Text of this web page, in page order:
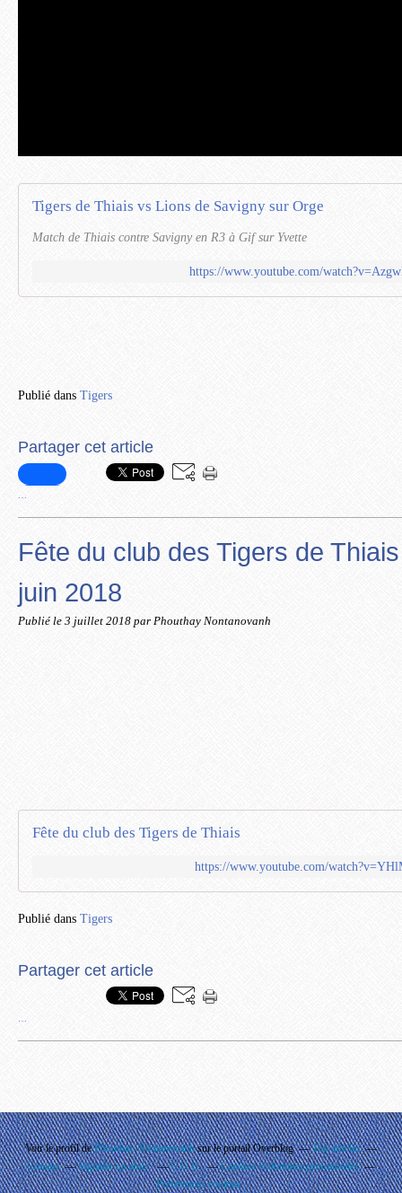
Tigers de Thiais vs Lions de Savigny sur Orge
Match de Thiais contre Savigny en R3 à Gif sur Yvette
https://www.youtube.com/
Publié dans Tigers
Partager cet article
Fête du club des Tigers de
juin 2018
Publié le 3 juillet 2018 par Phouthay Nontanovanh
Fête du club des Tigers de Thiais
https://www.youtube.com/
Publié dans Tigers
Partager cet article
Voir le profil dePhouthay Nontanovanhsur le portail Overblog
Top articles
Contact
Signaler un abus C.G.U.
Cookies et données personnelles
Préférences cookies